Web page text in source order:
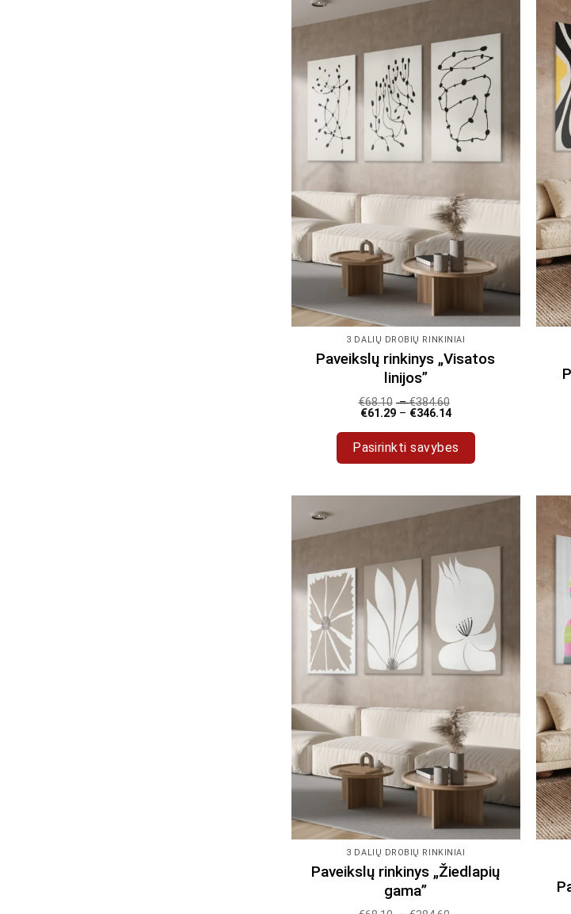
multiple
The
options
may
be
chosen
on
page
3 DALIŲ DROBIŲ RINKINIAI
Paveikslų rinkinys „Visatos
linijos”
€68.10 –€384.60
€61.29– €346.14
Pasirinkti savybes
The
options
may
be
chosen
on
the
page
3 DALIŲ DROBIŲ RINKINIAI
Paveikslų rinkinys „Žiedlapių
gama”